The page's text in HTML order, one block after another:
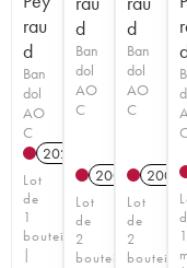
rau
d
Ban
dol
AO
C
2022
Lot
de
1
bouteille
|
d
Ban
dol
AO
C
2004 A
Lot
de
2
bouteilles
d
Ban
dol
AO
C
2005
Lot
de
2
1